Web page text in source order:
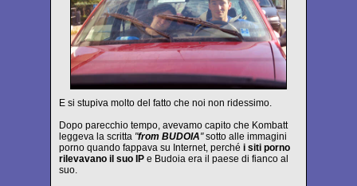
E si stupiva molto del fatto che noi non ridessimo.
Dopo parecchio tempo, avevamo capito che Kombatt
leggeva la scritta "from BUDOIA"sotto alle immagini
porno quando fappava su Internet, perché i siti porno
rilevavano il suo IP e Budoia era il paese di fianco al
suo.